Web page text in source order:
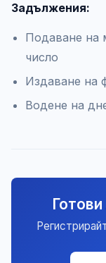
Задължения:
Подаване на
число
Издаване на
Водене на